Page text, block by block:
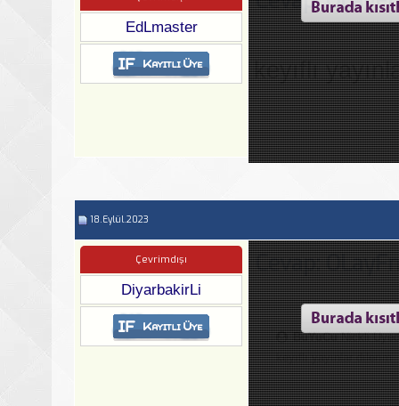
EdLmaster
keyıflı
18.Eylül.2023
Çevrimdışı
DiyarbakirLi
Cevap:
BuYuCuNickli
keyıflı yayınlar dılerım